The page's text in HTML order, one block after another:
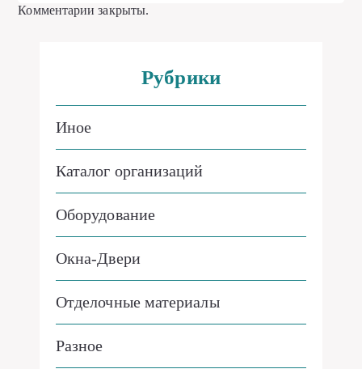
Комментарии закрыты.
Рубрики
Иное
Каталог организаций
Оборудование
Окна-Двери
Отделочные материалы
Разное